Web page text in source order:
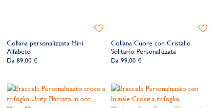
Collana personalizzata Mini
Alfabeto
Da 89,00 €
Aggiungi
Collana Cuore con Cristallo
Solitario Personalizzata
Da 99,00 €